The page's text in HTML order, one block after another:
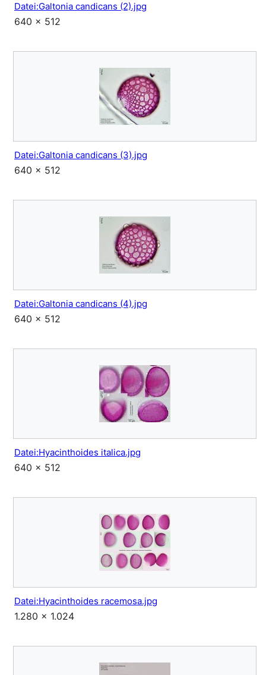
Datei:Galtonia candicans (2).jpg
640 × 512
Datei:Galtonia candicans (3).jpg
640 × 512
Datei:Galtonia candicans (4).jpg
640 × 512
Datei:Hyacinthoides italica.jpg
640 × 512
Datei:Hyacinthoides racemosa.jpg
1.280 × 1.024